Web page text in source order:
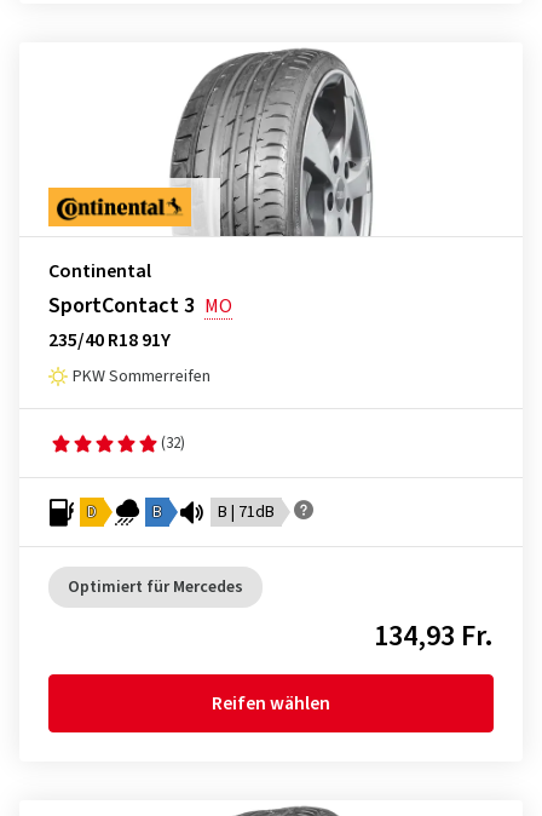
Continental
SportContact 3 MO
235/40 R18 91Y
PKW Sommerreifen
(32)
D B B | 71dB
Optimiert für Mercedes
134,93 Fr.
Reifen wählen